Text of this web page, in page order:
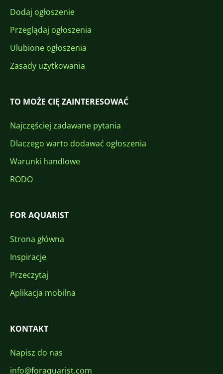
Dodaj ogłoszenie
Przeglądaj ogłoszenia
Ulubione ogłoszenia
Zasady użytkowania
TO MOŻE CIĘ ZAINTERESOWAĆ
Najczęściej zadawane pytania
Dlaczego warto dodawać ogłoszenia
Warunki handlowe
RODO
FOR AQUARIST
Strona główna
Inspiracje
Przeczytaj
Aplikacja mobilna
KONTAKT
Napisz do nas
info@foraquarist.com